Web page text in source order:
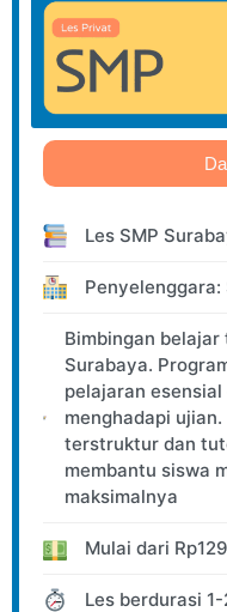
Les SMP
Bimbingan belajar
Surabaya.
pelajaran
menghadapi
terstruktur dan
membantu siswa
maksimalnya
Mulai dari Rp
Les berdurasi 1-